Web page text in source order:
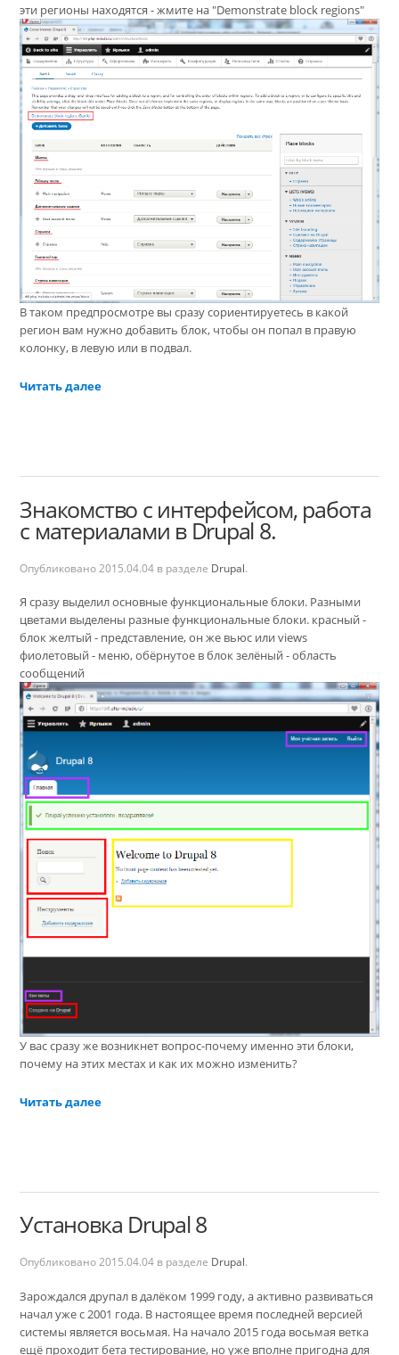
эти регионы находятся - жмите на "Demonstrate block regions"
В таком предпросмотре вы сразу сориентируетесь в какой
регион вам нужно добавить блок, чтобы он попал в правую
колонку, в левую или в подвал.
Читать далее
Знакомство с интерфейсом, работа
с материалами в Drupal 8.
Опубликовано 2015.04.04 в разделе Drupal.
Я сразу выделил основные функциональные блоки. Разными
цветами выделены разные функциональные блоки. красный -
блок желтый - представление, он же вьюс или views
фиолетовый - меню, обёрнутое в блок зелёный - область
сообщений
У вас сразу же возникнет вопрос-почему именно эти блоки,
почему на этих местах и как их можно изменить?
Читать далее
Установка Drupal 8
Опубликовано2015.04.04 в разделе Drupal.
Зарождался друпал в далёком 1999 году, а активно развиваться
начал уже с 2001 года. В настоящее время последней версией
системы является восьмая. На начало 2015 года восьмая ветка
ещё проходит бета тестирование, но уже вполне пригодна для